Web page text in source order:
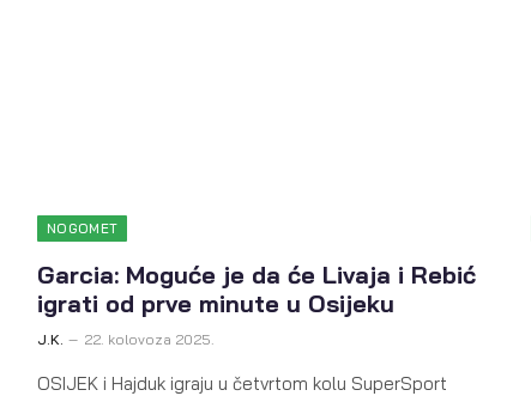
NOGOMET
Garcia: Moguće je da će Livaja i Rebić
igrati od prve minute u Osijeku
J.K. 22. kolovoza 2025.
OSIJEK i Hajduk igraju u četvrtom kolu SuperSport